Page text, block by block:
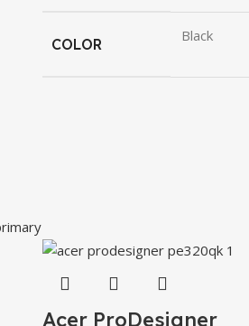
COLOR Black
Acer ProDesigner